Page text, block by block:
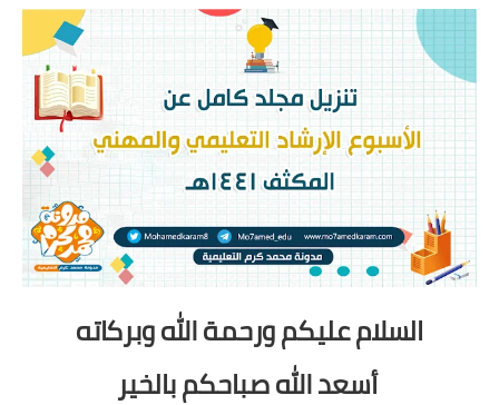
السلام عليكم ورحمة الله وبركاته
أسعد الله صباحكم بالخير